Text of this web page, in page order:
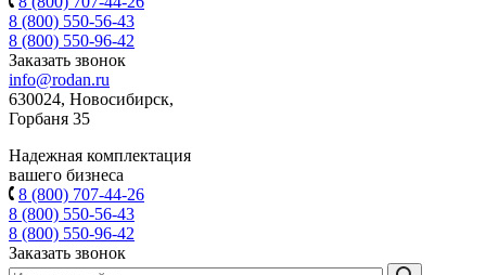
8 (800) 550-56-43
8 (800) 550-96-42
Заказать звонок
info@rodan.ru
630024, Новосибирск,
Горбаня 35
Надежная комплектация
вашего бизнеса
8 (800) 707-44-26
8 (800) 550-56-43
8 (800) 550-96-42
Заказать звонок